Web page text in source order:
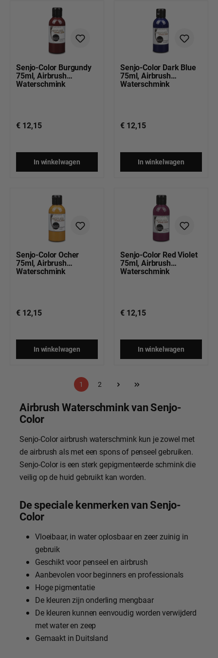
Senjo-Color Burgundy
75ml, Airbrush
Waterschmink
€ 12,15
In winkelwagen
Senjo-Color Dark Blue
75ml, Airbrush
Waterschmink
€ 12,15
In winkelwagen
Senjo-Color Ocher
75ml, Airbrush
Waterschmink
€ 12,15
In winkelwagen
Senjo-Color Red Violet
75ml, Airbrush
Waterschmink
€ 12,15
In winkelwagen
Pagina
1 Pagina
2
Airbrush Waterschmink van Senjo-
Color
Senjo-Color airbrush waterschmink kun je zowel met
de airbrush als met een spons of penseel gebruiken.
Senjo-Color is een sterk gepigmenteerde schmink die
veilig op de huid gebruikt kan worden.
De speciale kenmerken van Senjo-
Color
Vloeibaar, in water oplosbaar en zeer zuinig in
gebruik
Geschikt voor penseel en airbrush
Aanbevolen voor beginners en professionals
Hoge pigmentatie
De kleuren zijn onderling mengbaar
De kleuren kunnen eenvoudig worden verwijderd
met water en zeep
Gemaakt in Duitsland